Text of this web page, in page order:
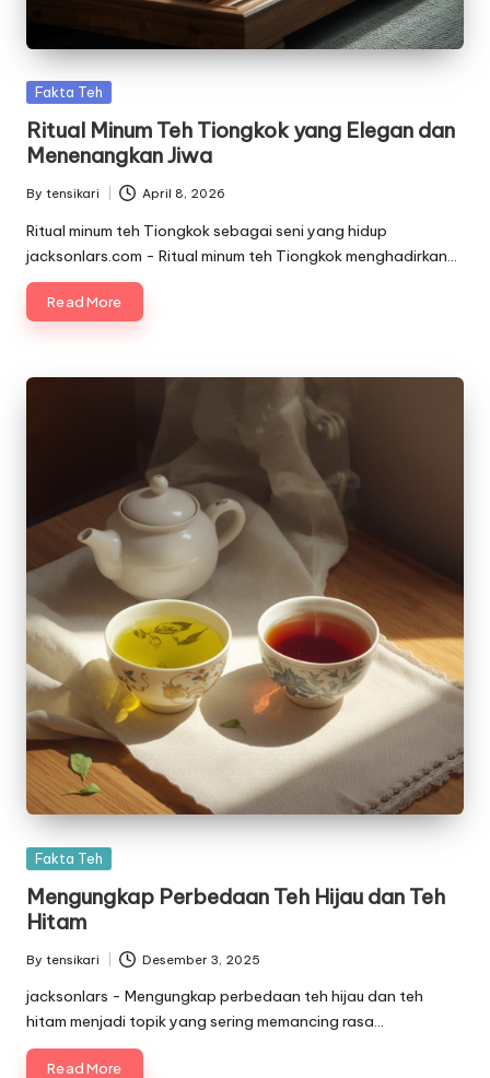
Posted
Fakta Teh
Ritual Minum Teh Tiongkok yang Elegan dan
Menenangkan Jiwa
Posted
by
By tensikari April 8, 2026
Ritual minum teh Tiongkok sebagai seni yang hidup
jacksonlars.com - Ritual minum teh Tiongkok menghadirkan…
Read More
Posted
Fakta Teh
Mengungkap Perbedaan Teh Hijau dan Teh
Hitam
Posted
by
By tensikari Desember 3, 2025
jacksonlars - Mengungkap perbedaan teh hijau dan teh
hitam menjadi topik yang sering memancing rasa…
Read More